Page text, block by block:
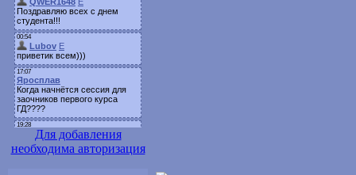
Для добавления
необходима авторизация